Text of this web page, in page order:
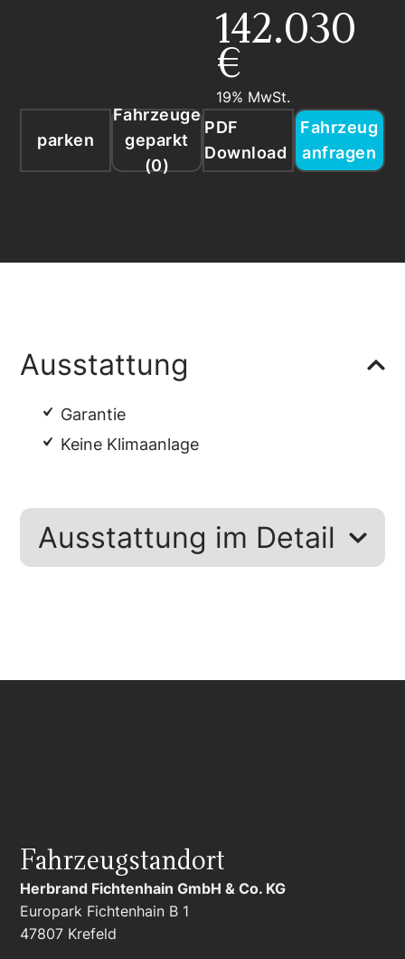
142.030
€
19% MwSt.
parken
Fahrzeuge
geparkt
(0)
PDF
Download
Fahrzeug
anfragen
Ausstattung
Garantie
Keine Klimaanlage
Ausstattung im Detail
Fahrzeugstandort
Herbrand Fichtenhain GmbH & Co. KG
Europark Fichtenhain B 1
47807 Krefeld